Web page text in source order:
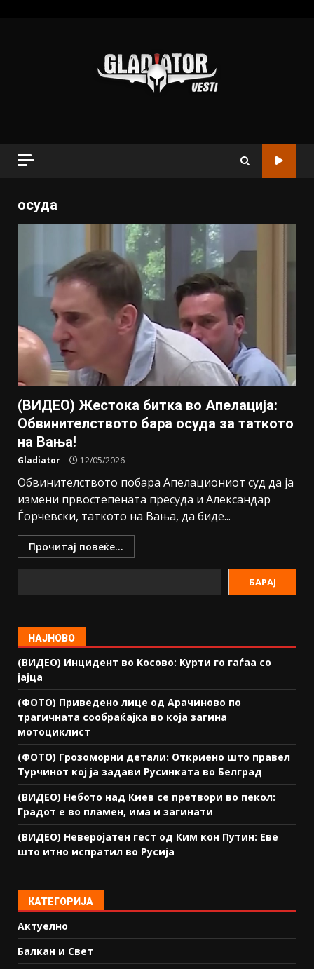
осуда
(ВИДЕО) Жестока битка во Апелација:
Обвинителството бара осуда за таткото
на Вања!
Gladiator 12/05/2026
Обвинителството побара Апелациониот суд да ја
измени првостепената пресуда и Александар
Ѓорчевски, таткото на Вања, да биде...
Прочитај повеќе...
БАРАЈ
НАЈНОВО
(ВИДЕО) Инцидент во Косово: Курти го гаѓаа со
јајца
(ФОТО) Приведено лице од Арачиново по
трагичната сообраќајка во која загина
мотоциклист
(ФОТО) Грозоморни детали: Откриено што правел
Турчинот кој ја задави Русинката во Белград
(ВИДЕО) Небото над Киев се претвори во пекол:
Градот е во пламен, има и загинати
(ВИДЕО) Неверојатен гест од Ким кон Путин: Еве
што итно испратил во Русија
КАТЕГОРИЈА
Актуелно
Балкан и Свет